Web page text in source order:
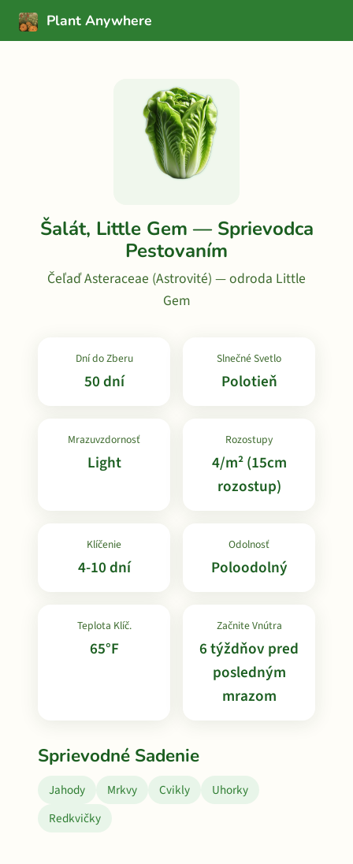
Plant Anywhere
Šalát, Little Gem — Sprievodca
Pestovaním
Čeľaď Asteraceae (Astrovité) — odroda Little
Gem
Dní do Zberu
50 dní
Slnečné Svetlo
Polotieň
Mrazuvzdornosť
Light
Rozostupy
4/m² (15cm
rozostup)
Klíčenie
4-10 dní
Odolnosť
Poloodolný
Teplota Klíč.
65°F
Začnite Vnútra
6 týždňov pred
posledným
mrazom
Sprievodné Sadenie
Jahody Mrkvy Cvikly
Uhorky
Redkvičky